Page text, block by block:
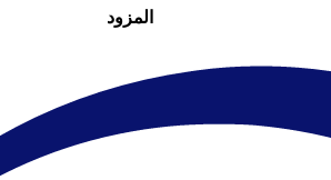
المزود